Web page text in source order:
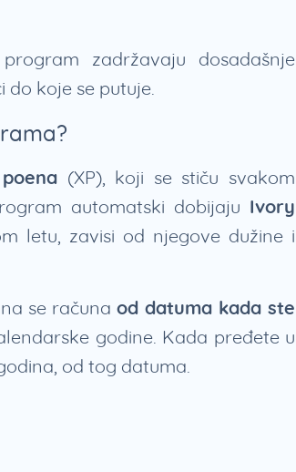
zadržavaju dosadašnje
koje se putuje.
(XP), koji se stiču svakom
automatski dobijaju Ivory
letu, zavisi od njegove dužine i
se računa od datuma kada ste
godine. Kada pređete u
od tog datuma.